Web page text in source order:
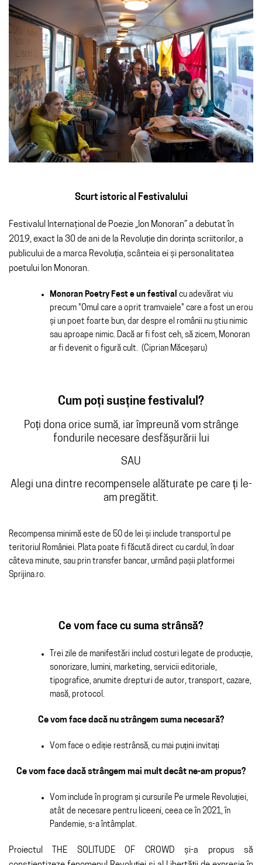
Scurt istoric al Festivalului
Festivalul Internaţional de Poezie „Ion Monoran” a debutat în
2019, exact la 30 de ani de la Revoluție din dorința scriitorilor, a
publicului de a marca Revoluția, scânteia ei și personalitatea
poetului Ion Monoran.
Monoran Poetry Fest e un festival cu adevărat viu
precum "Omul care a oprit tramvaiele" care a fost un erou
și un poet foarte bun, dar despre el românii nu știu nimic
sau aproape nimic. Dacă ar fi fost ceh, să zicem, Monoran
ar fi devenit o figură cult. (Ciprian Măceșaru)
Cum poți susține festivalul?
Poți dona orice sumă, iar împreună vom strânge
fondurile necesare desfășurării lui
SAU
Alegi una dintre recompensele alăturate pe care ți le-
am pregătit.
Recompensa minimă este de 50 de lei și include transportul pe
teritoriul României. Plata poate fi făcută direct cu cardul, în doar
câteva minute, sau prin transfer bancar, urmând pașii platformei
Sprijina.ro.
Ce vom face cu suma strânsă?
Trei zile de manifestări includ costuri legate de producție,
sonorizare, lumini, marketing, servicii editoriale,
tipografice, anumite drepturi de autor, transport, cazare,
masă, protocol.
Ce vom face dacă nu strângem suma necesară?
Vom face o ediție restrânsă, cu mai puțini invitați
Ce vom face dacă strângem mai mult decât ne-am propus?
Vom include în program și cursurile Pe urmele Revoluției,
atât de necesare pentru liceeni, ceea ce în 2021, în
Pandemie, s-a întâmplat.
Proiectul THE SOLITUDE OF CROWD și-a propus să